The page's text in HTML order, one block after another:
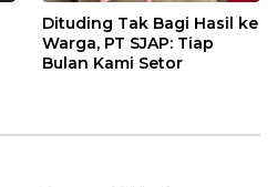
Dituding Tak Bagi Hasil ke
Warga, PT SJAP: Tiap
Bulan Kami Setor